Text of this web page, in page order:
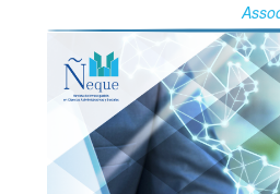
Barra
lateral
del
artículo